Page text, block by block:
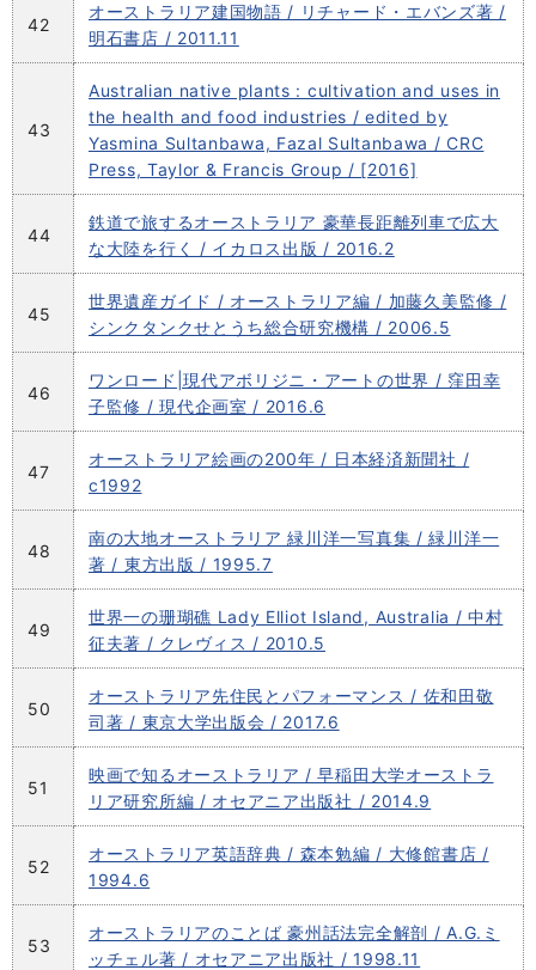
42
オーストラリア建国物語 / リチャード・エバンズ著 /
明石書店 / 2011.11
43
Australian native plants : cultivation and uses in
the health and food industries / edited by
Yasmina Sultanbawa, Fazal Sultanbawa / CRC
Press, Taylor & Francis Group / [2016]
44
鉄道で旅するオーストラリア 豪華長距離列車で広大
な大陸を行く / イカロス出版 / 2016.2
45
世界遺産ガイド / オーストラリア編 / 加藤久美監修 /
シンクタンクせとうち総合研究機構 / 2006.5
46
ワンロード|現代アボリジニ・アートの世界 / 窪田幸
子監修 / 現代企画室 / 2016.6
47
オーストラリア絵画の200年 / 日本経済新聞社 /
c1992
48
南の大地オーストラリア 緑川洋一写真集 / 緑川洋一
著 / 東方出版 / 1995.7
49
世界一の珊瑚礁 Lady Elliot Island, Australia / 中村
征夫著 / クレヴィス / 2010.5
50
オーストラリア先住民とパフォーマンス / 佐和田敬
司著 / 東京大学出版会 / 2017.6
51
映画で知るオーストラリア / 早稲田大学オーストラ
リア研究所編 / オセアニア出版社 / 2014.9
52
オーストラリア英語辞典 / 森本勉編 / 大修館書店 /
1994.6
53
オーストラリアのことば 豪州話法完全解剖 / A.G.ミ
ッチェル著 / オセアニア出版社 / 1998.11